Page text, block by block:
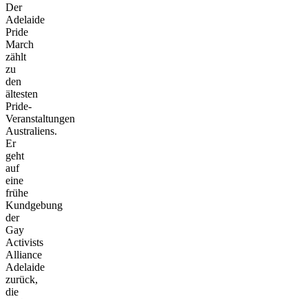
Der
Adelaide
Pride
March
zählt
zu
den
ältesten
Pride-
Veranstaltungen
Australiens.
Er
geht
auf
eine
frühe
Kundgebung
der
Gay
Activists
Alliance
Adelaide
zurück,
die